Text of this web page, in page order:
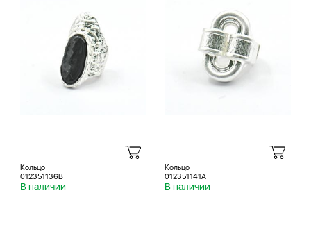
Кольцо
012351136B
В наличии
Кольцо
012351141A
В наличии